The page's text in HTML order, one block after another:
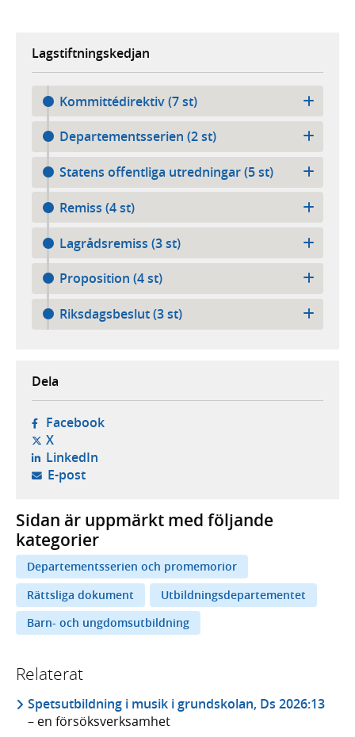
Lagstiftningskedjan
Kommittédirektiv (7 st)
Departementsserien (2 st)
Statens offentliga utredningar (5 st)
Remiss (4 st)
Lagrådsremiss (3 st)
Proposition (4 st)
Riksdagsbeslut (3 st)
Dela
Facebook- öppnas i ny flik, extern webbplats,
X- öppnas i ny flik, extern webbplats,
LinkedIn- öppnas i ny flik, extern webbplats,
E-post- öppnar din e-postklient,
Sidan är uppmärkt med följande
kategorier
Departementsserien och promemorior
Rättsliga dokument
Utbildningsdepartementet
Barn- och ungdomsutbildning
Relaterat
Spetsutbildning i musik i grundskolan, Ds 2026:13
– en försöksverksamhet